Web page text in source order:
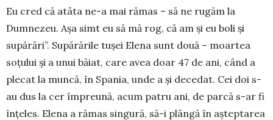
Eu cred că atâta ne-a mai rămas – să ne rugăm la
Dumnezeu. Așa simt eu să mă rog, că am și eu boli și
supărări”. Supărările tușei Elena sunt două – moartea
soțului și a unui băiat, care avea doar 47 de ani, când a
plecat la muncă, în Spania, unde a și decedat. Cei doi s-
au dus la cer împreună, acum patru ani, de parcă s-ar fi
înțeles. Elena a rămas singură, să-i plângă în așteptarea